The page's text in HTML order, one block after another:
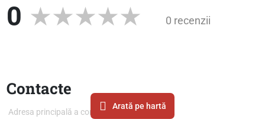
0 0 recenzii
Contacte
Arată pe hartă
Adresa principală a companiei